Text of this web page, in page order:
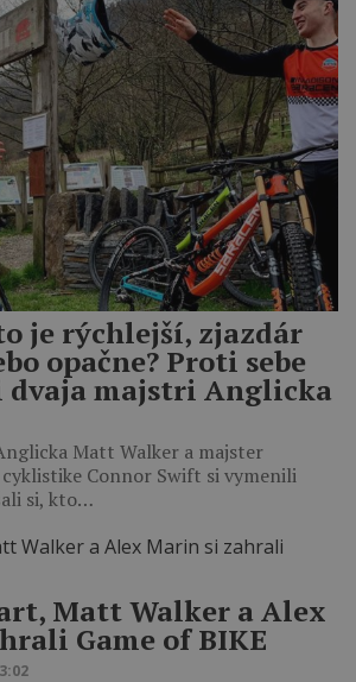
je rýchlejší, zjazdár
opačne? Proti sebe
dvaja majstri Anglicka
Matt Walker a majster
Connor Swift si vymenili
si, kto…
Matt Walker a Alex
Game of BIKE